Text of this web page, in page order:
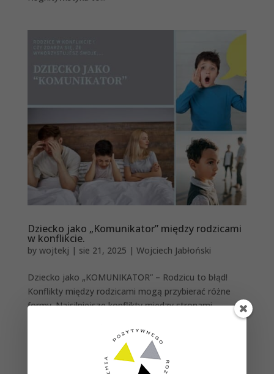
Dziecko jako „Komunikator” między rodzicami
w konflikcie.
by wojtekj | sie 21, 2025 | Wojciech Jabłoński
Dziecko jako „KOMUNIKATOR” – Rodzicu to błąd!
Konflikty między rodzicami mogą przybierać różne
formy. Najsilniejsze konflikty między stronami
często rodzice przestają się komunikować z